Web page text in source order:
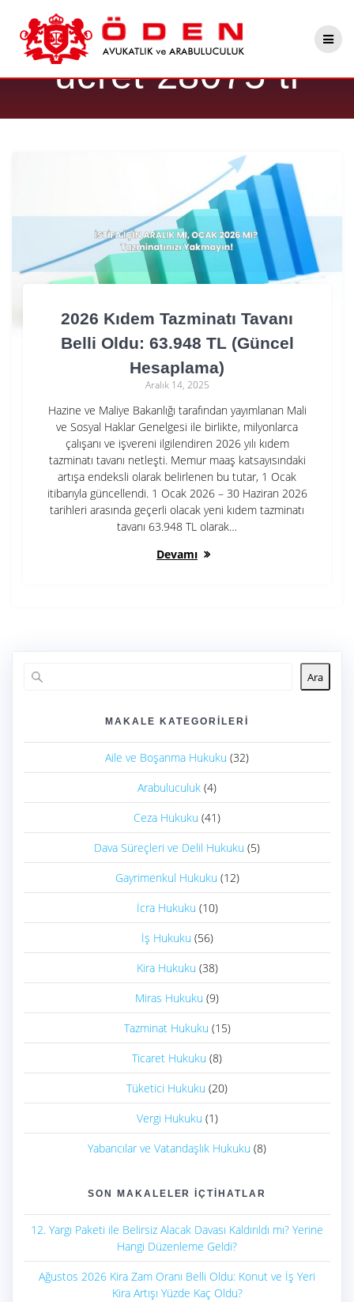
to
content
Etiket:net asgari
ücret 28075 tl
2026 Kıdem Tazminatı Tavanı
Belli Oldu: 63.948 TL (Güncel
Hesaplama)
Aralık 14, 2025
Hazine ve Maliye Bakanlığı tarafından yayımlanan Mali
ve Sosyal Haklar Genelgesi ile birlikte, milyonlarca
çalışanı ve işvereni ilgilendiren 2026 yılı kıdem
tazminatı tavanı netleşti. Memur maaş katsayısındaki
artışa endeksli olarak belirlenen bu tutar, 1 Ocak
itibarıyla güncellendi. 1 Ocak 2026 – 30 Haziran 2026
tarihleri arasında geçerli olacak yeni kıdem tazminatı
tavanı 63.948 TL olarak…
Devamı
Ara
MAKALE KATEGORILERI
Aile ve Boşanma Hukuku (32)
Arabuluculuk (4)
Ceza Hukuku (41)
Dava Süreçleri ve Delil Hukuku (5)
Gayrimenkul Hukuku (12)
İcra Hukuku (10)
İş Hukuku (56)
Kira Hukuku (38)
Miras Hukuku (9)
Tazminat Hukuku (15)
Ticaret Hukuku (8)
Tüketici Hukuku (20)
Vergi Hukuku (1)
Yabancılar ve Vatandaşlık Hukuku (8)
SON MAKALELER İÇTIHATLAR
12. Yargı Paketi ile Belirsiz Alacak Davası Kaldırıldı mı? Yerine
Hangi Düzenleme Geldi?
Ağustos 2026 Kira Zam Oranı Belli Oldu: Konut ve İş Yeri
Kira Artışı Yüzde Kaç Oldu?